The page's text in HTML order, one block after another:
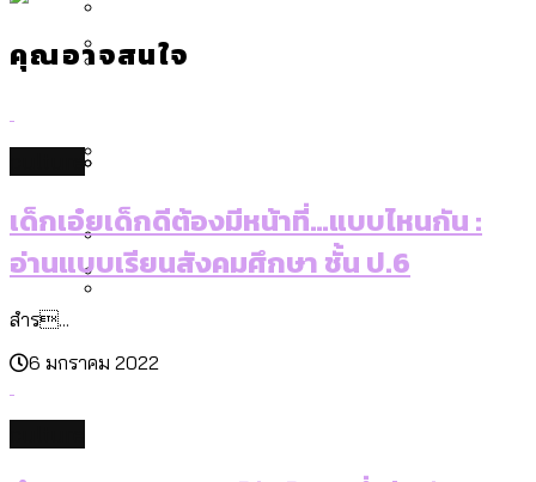
พัทยา
ที่อาศัยอยู่ในกรุงเทพฯ
ทำอะไรบ้าง
คอนเสิร์ตและแฟนมีตติ้งในไทยจำนวน 526
ปีนกำแพงส่องซีรีส์จีน: จีนส่งออกภาพ
ลักษณ์แบบไหนสู่สายตาโลก
สำรวจงบประมาณรายเขตในกรุงเทพฯ
สำรวจรายได้จากการจัดเก็บภาษีใน
กรุงเทพฯ ผ่าน Bangkok Index 2025
คำนำหน้านามและกฎหมายสมรสเท่าเทียม
กรุงเทพฯ เมืองสังคมผู้สูงอายุ [ข้อมูลดิบ]
[ข้อมูลดิบ]
คุณอาจสนใจ
เด็กเอ๋ยเด็กดีต้องมีหน้าที่…แบบไหนกัน :
อ่านแบบเรียนสังคมศึกษา ชั้น ป.6
สำร...
6 มกราคม 2022